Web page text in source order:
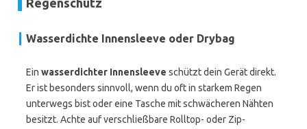
Regenschutz
Wasserdichte Innensleeve oder Drybag
Ein wasserdichter Innensleeve schützt dein Gerät direkt.
Er ist besonders sinnvoll, wenn du oft in starkem Regen
unterwegs bist oder eine Tasche mit schwächeren Nähten
besitzt. Achte auf verschließbare Rolltop- oder Zip-